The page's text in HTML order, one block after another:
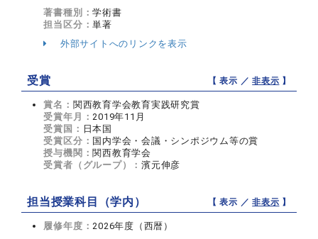
著書種別：学術書
担当区分：単著
外部サイトへのリンクを表示
受賞 【 表示 ／非表示 】
賞名： 関西教育学会教育実践研究賞
受賞年月：2019年11月
受賞国： 日本国
受賞区分： 国内学会・会議・シンポジウム等の賞
授与機関： 関西教育学会
受賞者（グループ）：濱元伸彦
担当授業科目（学内） 【 表示 ／非表示 】
履修年度：2026年度（西暦）